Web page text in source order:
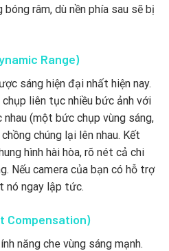
râm, dù nền phía sau sẽ bị
Range)
sáng hiện đại nhất hiện nay.
liên tục nhiều bức ảnh với
(một bức chụp vùng sáng,
chúng lại lên nhau. Kết
hình hài hòa, rõ nét cả chi
Nếu camera của bạn có hỗ trợ
nó ngay lập tức.
Compensation)
năng che vùng sáng mạnh.